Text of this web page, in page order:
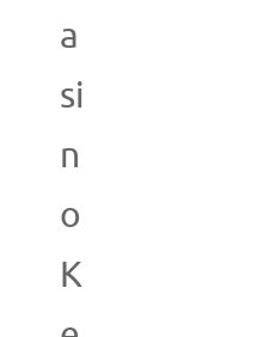
a
si
n
o
K